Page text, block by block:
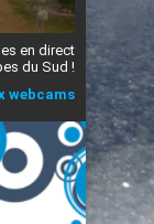
en direct
du Sud !
webcams